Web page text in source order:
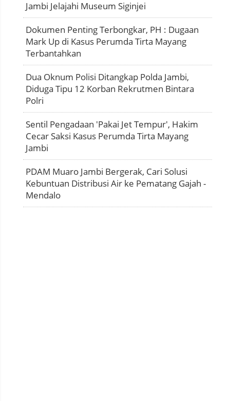
Jambi Jelajahi Museum Siginjei
Dokumen Penting Terbongkar, PH : Dugaan
Mark Up di Kasus Perumda Tirta Mayang
Terbantahkan
Dua Oknum Polisi Ditangkap Polda Jambi,
Diduga Tipu 12 Korban Rekrutmen Bintara
Polri
Sentil Pengadaan 'Pakai Jet Tempur', Hakim
Cecar Saksi Kasus Perumda Tirta Mayang
Jambi
PDAM Muaro Jambi Bergerak, Cari Solusi
Kebuntuan Distribusi Air ke Pematang Gajah -
Mendalo